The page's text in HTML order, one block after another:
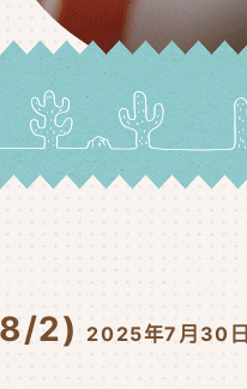
2) 2025年7月30日